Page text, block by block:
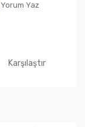
Yorum Yaz
Karşılaştır